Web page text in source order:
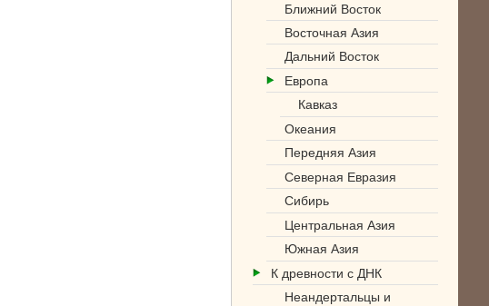
Ближний Восток
Восточная Азия
Дальний Восток
Европа
Кавказ
Океания
Передняя Азия
Северная Евразия
Сибирь
Центральная Азия
Южная Азия
К древности с ДНК
Неандертальцы и